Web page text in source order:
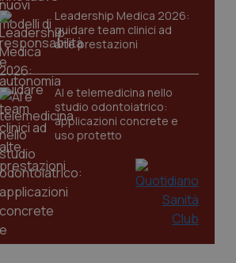
Leadership Medica 2026:
guidare team clinici ad
alte prestazioni
AI e telemedicina nello
studio odontoiatrico:
applicazioni concrete e
uso protetto